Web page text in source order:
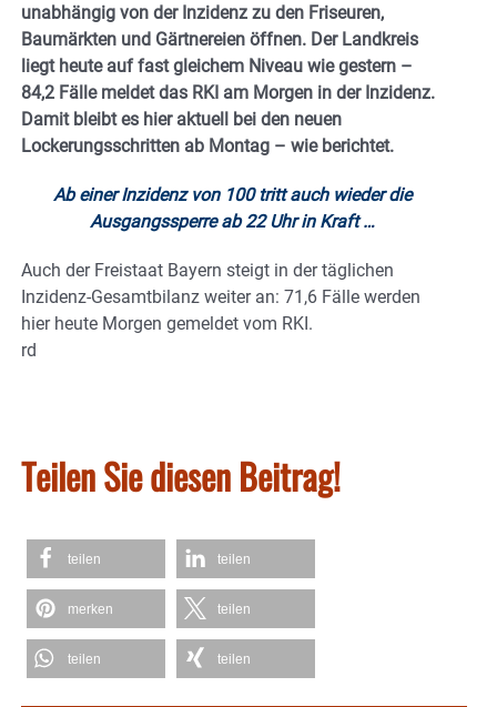
unabhängig von der Inzidenz zu den Friseuren,
Baumärkten und Gärtnereien öffnen. Der Landkreis
liegt heute auf fast gleichem Niveau wie gestern –
84,2 Fälle meldet das RKI am Morgen in der Inzidenz.
Damit bleibt es hier aktuell bei den neuen
Lockerungsschritten ab Montag – wie berichtet.
Ab einer Inzidenz von 100 tritt auch wieder die
Ausgangssperre ab 22 Uhr in Kraft …
Auch der Freistaat Bayern steigt in der täglichen
Inzidenz-Gesamtbilanz weiter an: 71,6 Fälle werden
hier heute Morgen gemeldet vom RKI.
rd
Teilen Sie diesen Beitrag!
teilen teilen
merken teilen
teilen teilen